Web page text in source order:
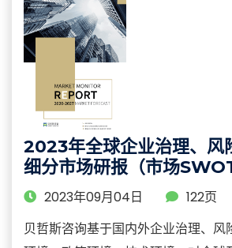
2023年全球企业治理、风
细分市场研报（市场
规模及增长率调研）
2023年09月04日
122页
贝哲斯咨询基于国内外企业治理、风